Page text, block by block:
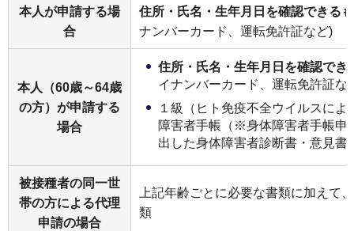
本人が申請する場
合
住所・氏名・生年月日を確認できる
ナンバーカード、運転免許証など)
本人（60歳～64歳
の方）が申請する
場合
住所・氏名・生年月日を確認でき
イナンバーカード、運転免許証な
１級（ヒト免疫不全ウイルスに
障害者手帳（※身体障害者手帳申
出した身体障害者診断書・意見書
被接種者の同一世
帯の方による代理
申請の場合
上記年齢ごとに必要な書類に加えて
類